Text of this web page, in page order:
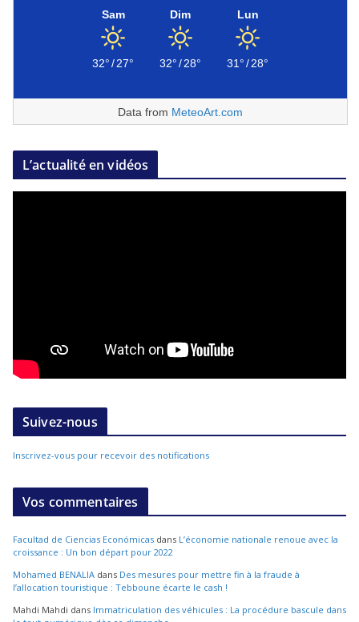
Sam
32°/27°
Dim
32°/28°
Lun
31°/28°
Data from MeteoArt.com
L’actualité en vidéos
Suivez-nous
Inscrivez-vous pour recevoir des notifications
Vos commentaires
Facultad de Ciencias Económicas dans L’économie nationale renoue avec la
croissance : Un bon départ pour 2022
Mohamed BENALIA dans Des mesures pour mettre fin à la fraude à
l’allocation touristique : Tebboune écarte le cash !
Mahdi Mahdi dans Immatriculation des véhicules : La procédure bascule dans